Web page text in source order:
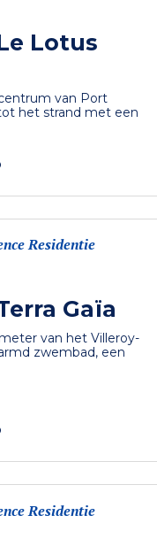
Lotus
van Port
het strand met een
Residentie
Gaïa
van het Villeroy-
zwembad, een
Residentie